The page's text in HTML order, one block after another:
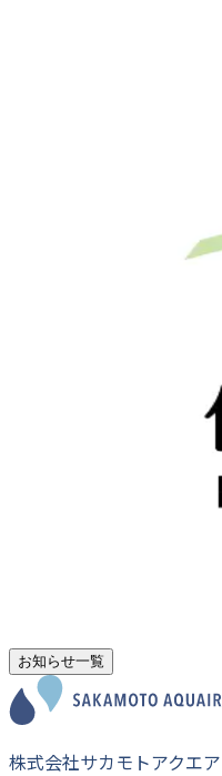
お知らせ一覧
株式会社サカモトアクエア